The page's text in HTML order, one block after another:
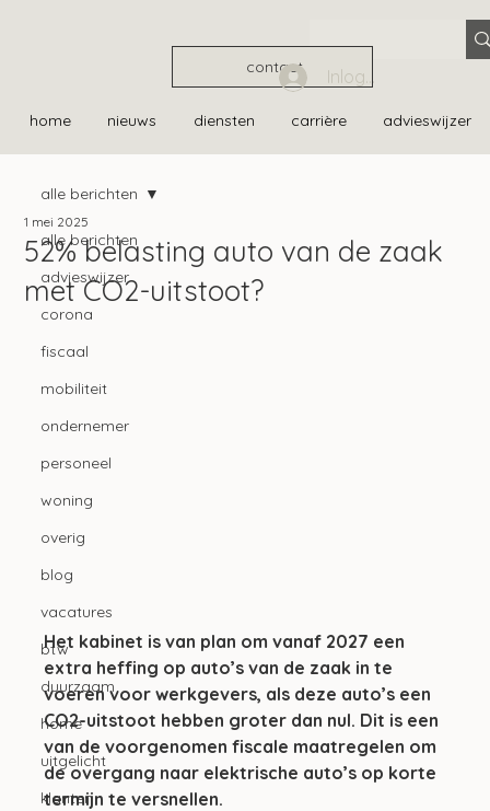
contact
home nieuws diensten carrière advieswijzer
Inloggen
alle berichten
advieswijzer
corona
fiscaal
mobiliteit
ondernemer
personeel
woning
overig
blog
vacatures
btw
duurzaam
home
uitgelicht
klanten
alle berichten
52% belasting auto van de zaak
met CO2-uitstoot?
1 mei 2025
Het kabinet is van plan om vanaf 2027 een
extra heffing op auto’s van de zaak in te
voeren voor werkgevers, als deze auto’s een
CO2-uitstoot hebben groter dan nul. Dit is een
van de voorgenomen fiscale maatregelen om
de overgang naar elektrische auto’s op korte
termijn te versnellen.